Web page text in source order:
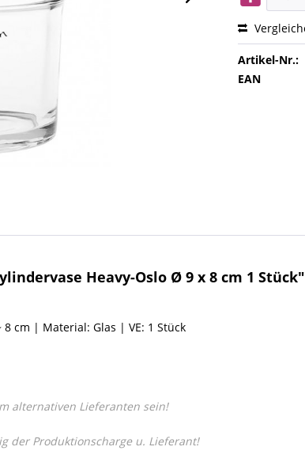
Artikel-Nr.:
EAN
Heavy-Oslo Ø 9 x 8 cm 1 Stück"
cm | Material: Glas | VE: 1 Stück
alternativen Lieferanten sein!
der Produktionscharge u. Lieferant!